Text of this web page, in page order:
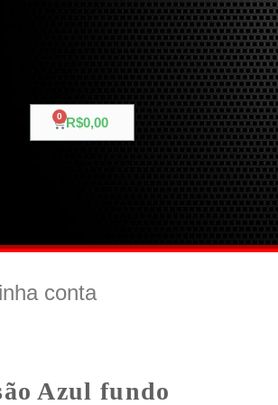
R$0,00
conta
Azul fundo